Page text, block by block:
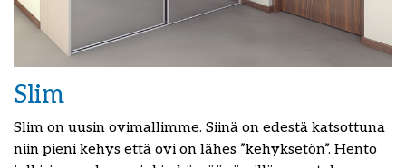
Slim
Slim on uusin ovimallimme. Siinä on edestä katsottuna
niin pieni kehys että ovi on lähes ”kehyksetön”. Hento